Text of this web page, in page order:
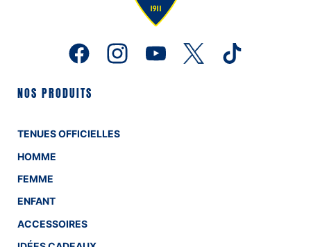
NOS PRODUITS
TENUES OFFICIELLES
HOMME
FEMME
ENFANT
ACCESSOIRES